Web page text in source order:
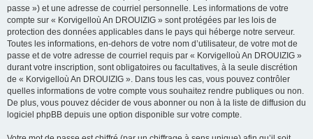
passe ») et une adresse de courriel personnelle. Les informations de votre
compte sur « Korvigelloù An DROUIZIG » sont protégées par les lois de
protection des données applicables dans le pays qui héberge notre serveur.
Toutes les informations, en-dehors de votre nom d’utilisateur, de votre mot de
passe et de votre adresse de courriel requis par « Korvigelloù An DROUIZIG »
durant votre inscription, sont obligatoires ou facultatives, à la seule discrétion
de « Korvigelloù An DROUIZIG ». Dans tous les cas, vous pouvez contrôler
quelles informations de votre compte vous souhaitez rendre publiques ou non.
De plus, vous pouvez décider de vous abonner ou non à la liste de diffusion du
logiciel phpBB depuis une option disponible sur votre compte.